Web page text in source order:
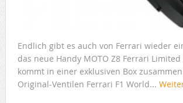
Endlich gibt es auch von Ferrari wieder
das neue Handy MOTO Z8 Ferrari Limited
kommt in einer exklusiven Box
Original-Ventilen Ferrari F1 World...